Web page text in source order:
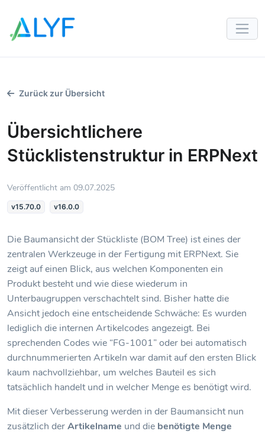
Zurück zur Übersicht
Übersichtlichere
Stücklistenstruktur in ERPNext
Veröffentlicht am 09.07.2025
v15.70.0 v16.0.0
Die Baumansicht der Stückliste (BOM Tree) ist eines der
zentralen Werkzeuge in der Fertigung mit ERPNext. Sie
zeigt auf einen Blick, aus welchen Komponenten ein
Produkt besteht und wie diese wiederum in
Unterbaugruppen verschachtelt sind. Bisher hatte die
Ansicht jedoch eine entscheidende Schwäche: Es wurden
lediglich die internen Artikelcodes angezeigt. Bei
sprechenden Codes wie “FG-1001” oder bei automatisch
durchnummerierten Artikeln war damit auf den ersten Blick
kaum nachvollziehbar, um welches Bauteil es sich
tatsächlich handelt und in welcher Menge es benötigt wird.
Mit dieser Verbesserung werden in der Baumansicht nun
zusätzlich derArtikelname und die benötigte Menge